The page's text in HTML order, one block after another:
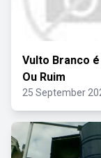
Vulto Branco é
Ou Ruim
25 September